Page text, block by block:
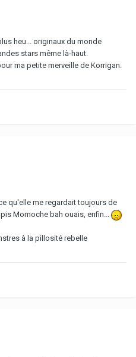
heu... originaux du monde
stars même là-haut.
ma petite merveille de Korrigan.
qu'elle me regardait toujours de
Momoche bah ouais, enfin...
à la pillosité rebelle